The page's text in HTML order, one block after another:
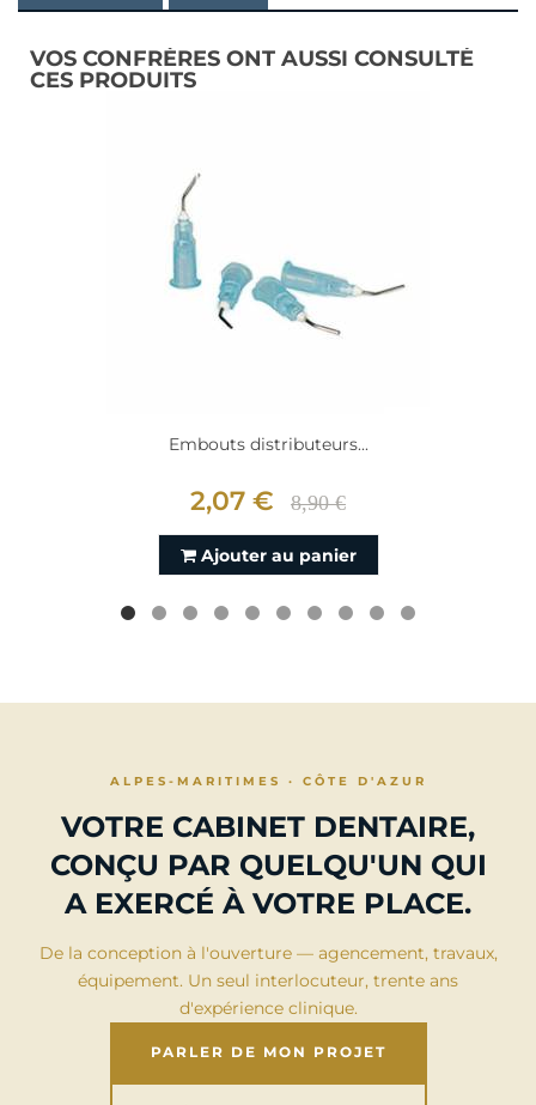
VOS CONFRÈRES ONT AUSSI CONSULTÉ
CES PRODUITS
Embouts distributeurs...
2,07 € 8,90 €
Ajouter au panier
ALPES-MARITIMES · CÔTE D'AZUR
VOTRE CABINET DENTAIRE,
CONÇU PAR QUELQU'UN QUI
A EXERCÉ À VOTRE PLACE.
De la conception à l'ouverture — agencement, travaux,
équipement. Un seul interlocuteur, trente ans
d'expérience clinique.
PARLER DE MON PROJET